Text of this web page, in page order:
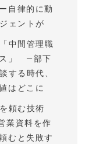
自律的に動
ェントが
中間管理職
ス」 —部下
する時代、
はどこに
頼む技術
業資料を作
むと失敗す